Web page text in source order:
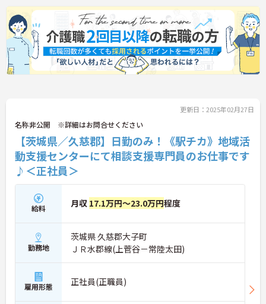
更新日：2025年02月27日
名称非公開 ※詳細はお問合せください
【茨城県／久慈郡】日勤のみ！《駅チカ》地域活
動支援センターにて相談支援専門員のお仕事です
♪＜正社員＞
給料 月収 17.1万円～23.0万円程度
勤務地
茨城県 久慈郡大子町
ＪＲ水郡線(上菅谷－常陸太田)
雇用形態 正社員(正職員)